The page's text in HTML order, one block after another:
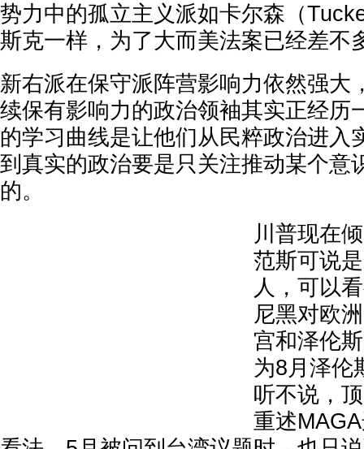
势力中的孤立主义派如卡尔森（
斯克一样，为了大而美法案已经差不
新右派在保守派阵营影响力依然强大
续保有影响力的政治领袖其实正经历
的学习曲线是让他们从民粹政治进入
到真实的政治要是只关注推动某个意
的。
川普现在
范斯可说
人，可以
尼黑对欧
宫和泽伦
为8月泽伦
听不说，
重述